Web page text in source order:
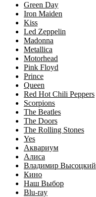
Green Day
Iron Maiden
Kiss
Led Zeppelin
Madonna
Metallica
Motorhead
Pink Floyd
Prince
Queen
Red Hot Chili Peppers
Scorpions
The Beatles
The Doors
The Rolling Stones
Yes
Аквариум
Алиса
Владимир Высоцкий
Кино
Наш Выбор
Blu-ray